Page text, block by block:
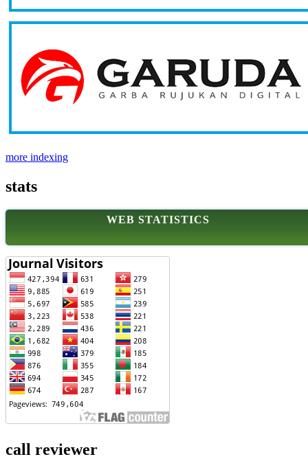
more indexing
stats
WEB STATISTICS
call reviewer